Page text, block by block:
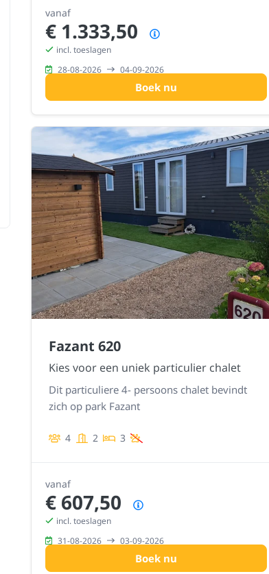
vanaf
€ 1.333,50
incl. toeslagen
28-08-2026
04-09-2026
Boek nu
Fazant 620
Kies voor een uniek particulier chalet
Dit particuliere 4- persoons chalet bevindt
zich op park Fazant
4 2 3
vanaf
€ 607,50
incl. toeslagen
31-08-2026
03-09-2026
Boek nu